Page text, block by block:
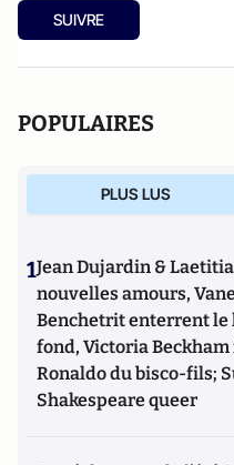
SUIVRE
POPULAIRES
PLUS LUS
1Jean Dujardin &
nouvelles amours,
Benchetrit enterrent le
fond, Victoria
Ronaldo du bisco-fils;
Shakespeare queer